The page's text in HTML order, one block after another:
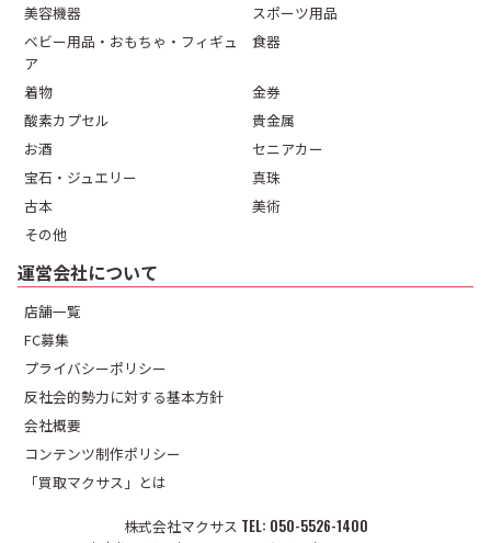
美容機器
スポーツ用品
ベビー用品・おもちゃ・フィギュ
ア
食器
着物
金券
酸素カプセル
貴金属
お酒
セニアカー
宝石・ジュエリー
真珠
古本
美術
その他
運営会社について
店舗一覧
FC募集
プライバシーポリシー
反社会的勢力に対する基本方針
会社概要
コンテンツ制作ポリシー
「買取マクサス」とは
株式会社マクサス
050-5526-1400